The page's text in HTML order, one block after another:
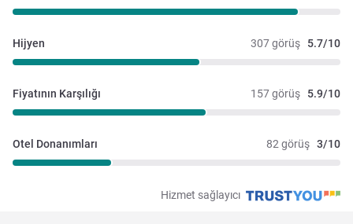
307 görüş 5.7/10
Hijyen
157 görüş 5.9/10
Fiyatının Karşılığı
82 görüş 3/10
Otel Donanımları
Hizmet sağlayıcı